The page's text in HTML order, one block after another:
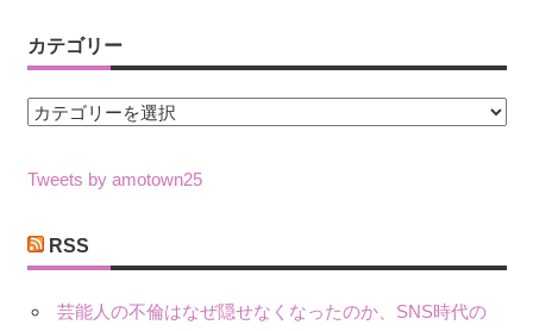
カテゴリー
カ
ゴ
ー
Tweets by amotown25
RSS
芸能人の不倫はなぜ隠せなくなったのか、SNS時代の